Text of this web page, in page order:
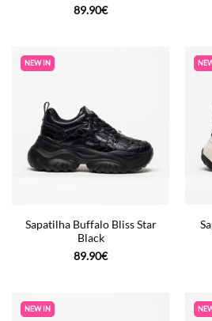
89.90€
NEW IN
Sapatilha Buffalo Bliss Star
Black
89.90€
NEW IN